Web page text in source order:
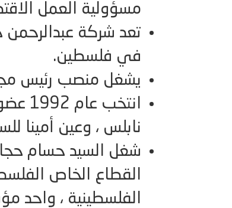
مسؤولية العمل
تعد شركة عبدالرحمن
في فلسطين.
يشغل منصب رئيس
نابلس ، وعين أمينا
شغل السيد حسام
القطاع الخاص
الفلسطينية ، واحد